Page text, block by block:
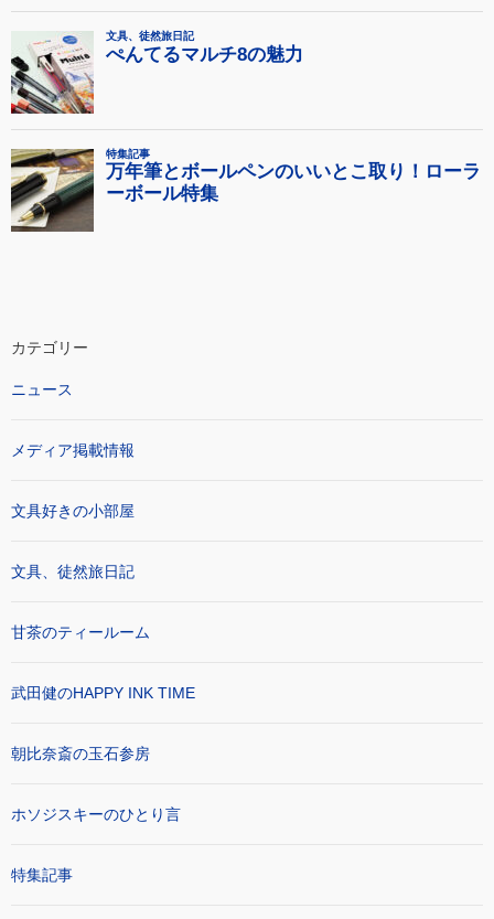
カテゴリー
ニュース
メディア掲載情報
文具好きの小部屋
文具、徒然旅日記
甘茶のティールーム
武田健のHAPPY INK TIME
朝比奈斎の玉石参房
ホソジスキーのひとり言
特集記事